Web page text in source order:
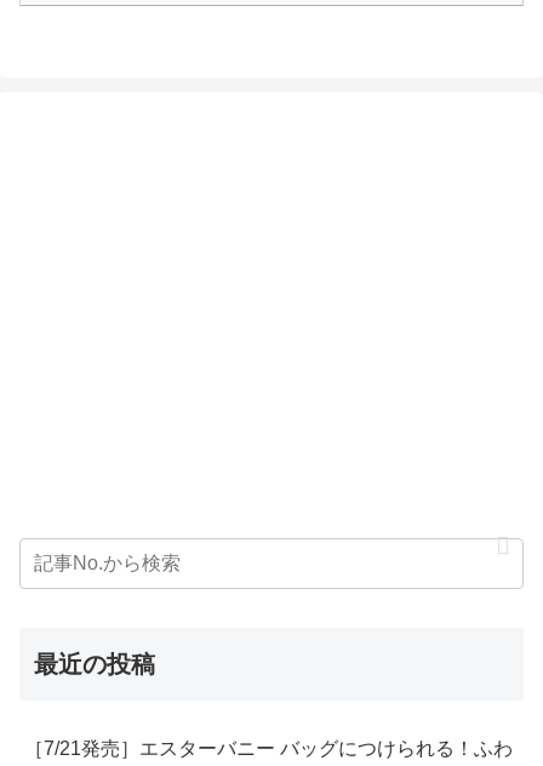
最近の投稿
［7/21発売］エスターバニー バッグにつけられる！ふわ